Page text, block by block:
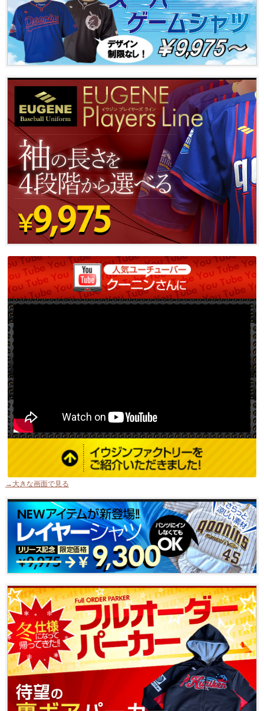
→大きな画面で見る